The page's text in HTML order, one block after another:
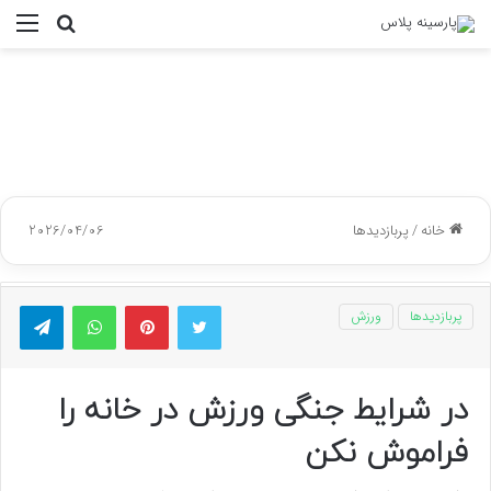
جستجو
خانه/پربازدیدها 2026/04/06
توییتر پینتریستواتس آپ
پربازدیدها ورزش
در شرایط جنگی ورزش در خانه را
فراموش نکن